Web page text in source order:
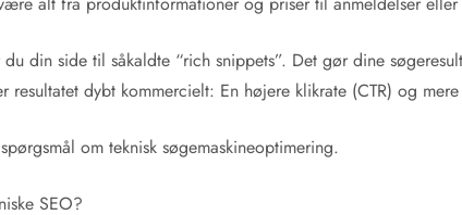
din side til såkaldte “rich snippets”. Det gør dine
resultatet dybt kommercielt: En højere klikrate (CTR) og
om teknisk søgemaskineoptimering.
SEO?